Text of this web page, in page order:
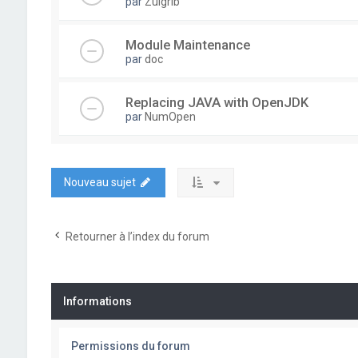
Module Maintenance
pardoc
Replacing JAVA with OpenJDK
par NumOpen
Nouveau sujet
Retourner à l’index du forum
Informations
Permissions du forum